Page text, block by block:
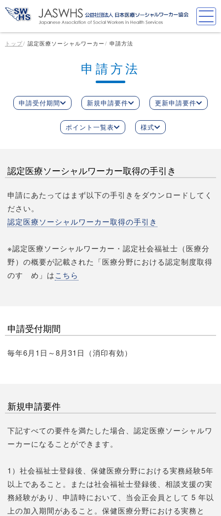
トップ 認定医療ソーシャルワーカー 申請方法
申請方法
申請受付期間 新規申請要件 更新申請要件
ポイント一覧表 様式
認定医療ソーシャルワーカー取得の手引き
申請にあたってはまず以下の手引きをダウンロードしてく
ださい。
認定医療ソーシャルワーカー取得の手引き
※認定医療ソーシャルワーカー・認定社会福祉士（医療分
野）の概要が記載された「医療分野における認定制度取得
のすゝめ」はこちら
申請受付期間
毎年6月1日～8月31日（消印有効）
新規申請要件
下記すべての要件を満たした場合、認定医療ソーシャルワ
ーカーになることができます。
1）社会福祉士登録後、保健医療分野における実務経験5年
以上であること。または社会福祉士登録後、相談支援の実
務経験があり、申請時において、当会正会員として 5 年以
上の加入期間があること。保健医療分野における実務と